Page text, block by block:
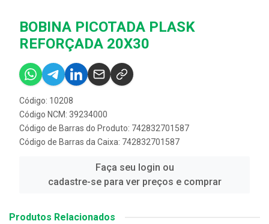
BOBINA PICOTADA PLASK
REFORÇADA 20X30
Código: 10208
Código NCM: 39234000
Código de Barras do Produto: 742832701587
Código de Barras da Caixa: 742832701587
Faça seu login ou
cadastre-se para ver preços e comprar
Produtos Relacionados